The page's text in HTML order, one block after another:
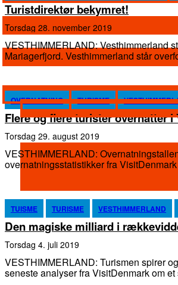
Turistdirektør bekymret!
torsdag 28. november 2019
VESTHIMMERLAND: Vesthimmerland
Mariagerfjord. Vesthimmerland
OVERNATNING TURISME
Flere og flere turister overnatter
torsdag 29. august 2019
VESTHIMMERLAND: Overnatningstallene i
overnatningsstatistikker fra VisitDenmark
TUISME TURISME VESTHIMMERLAND
Den magiske milliard i
torsdag 4. juli 2019
VESTHIMMERLAND: Turismen spirer og vokser i
seneste analyser fra VisitDenmark om et